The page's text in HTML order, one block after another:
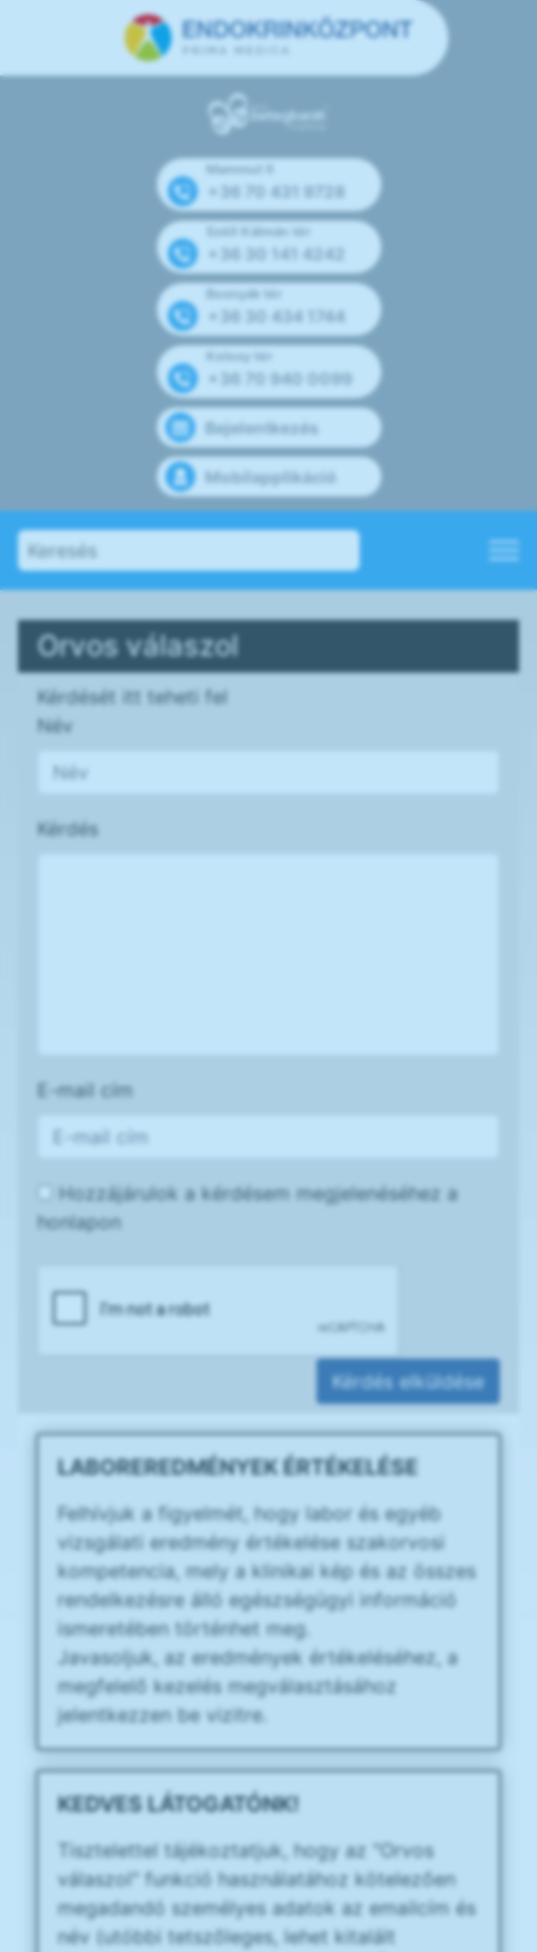
Mammut II
+36 70 431 9728
Széll Kálmán tér
+36 30 141 4242
Bosnyák tér
+36 30 434 1744
Kolosy tér
+36 70 940 0099
Bejelentkezés
Mobilapplikáció
Orvos válaszol
Kérdését itt teheti fel
Név
Kérdés
E-mail cím
Hozzájárulok a kérdésem megjelenéséhez a
honlapon
Kérdés elküldése
LABOREREDMÉNYEK ÉRTÉKELÉSE
Felhívjuk a figyelmét, hogy labor és egyéb
vizsgálati eredmény értékelése szakorvosi
kompetencia, mely a klinikai kép és az összes
rendelkezésre álló egészségügyi információ
ismeretében történhet meg.
Javasoljuk, az eredmények értékeléséhez, a
megfelelő kezelés megválasztásához
jelentkezzen be vizitre.
KEDVES LÁTOGATÓNK!
Tisztelettel tájékoztatjuk, hogy az "Orvos
válaszol" funkció használatához kötelezően
megadandó személyes adatok az emailcím és
név (utóbbi tetszőleges, lehet kitalált